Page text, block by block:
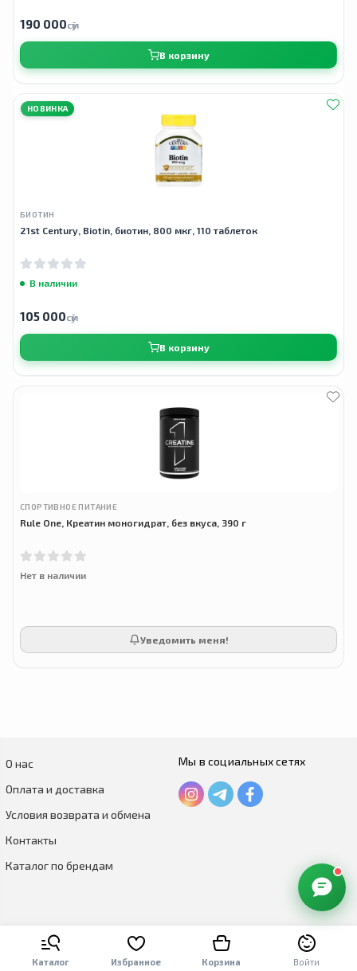
190 000сӯм
В корзину
НОВИНКА
БИОТИН
21st Century, Biotin, биотин, 800 мкг, 110 таблеток
В наличии
105 000сӯм
В корзину
СПОРТИВНОЕ ПИТАНИЕ
Rule One, Креатин моногидрат, без вкуса, 390 г
Нет в наличии
Уведомить меня!
Каталог Избранное Корзина Войти
О нас
Оплата и доставка
Условия возврата и обмена
Контакты
Каталог по брендам
Мы в социальных сетях